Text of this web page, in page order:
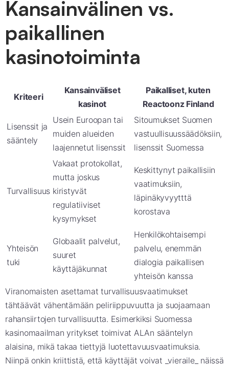
Kansainvälinen vs.
paikallinen
kasinotoiminta
Kriteeri
Kansainväliset
kasinot
Paikalliset, kuten
Reactoonz Finland
Lisenssit ja
sääntely
Usein Euroopan tai
muiden alueiden
laajennetut lisenssit
Sitoumukset Suomen
vastuullisuussäädöksiin,
lisenssit Suomessa
Turvallisuus
Vakaat protokollat,
mutta joskus
kiristyvät
regulatiiviset
kysymykset
Keskittynyt paikallisiin
vaatimuksiin,
läpinäkyvyytttä
korostava
Yhteisön
tuki
Globaalit palvelut,
suuret
käyttäjäkunnat
Henkilökohtaisempi
palvelu, enemmän
dialogia paikallisen
yhteisön kanssa
Viranomaisten asettamat turvallisuusvaatimukset
tähtäävät vähentämään peliriippuvuutta ja suojaamaan
rahansiirtojen turvallisuutta. Esimerkiksi Suomessa
kasinomaailman yritykset toimivat ALAn sääntelyn
alaisina, mikä takaa tiettyjä luotettavuusvaatimuksia.
Niinpä onkin kriittistä, että käyttäjät voivat _vieraile_ näissä